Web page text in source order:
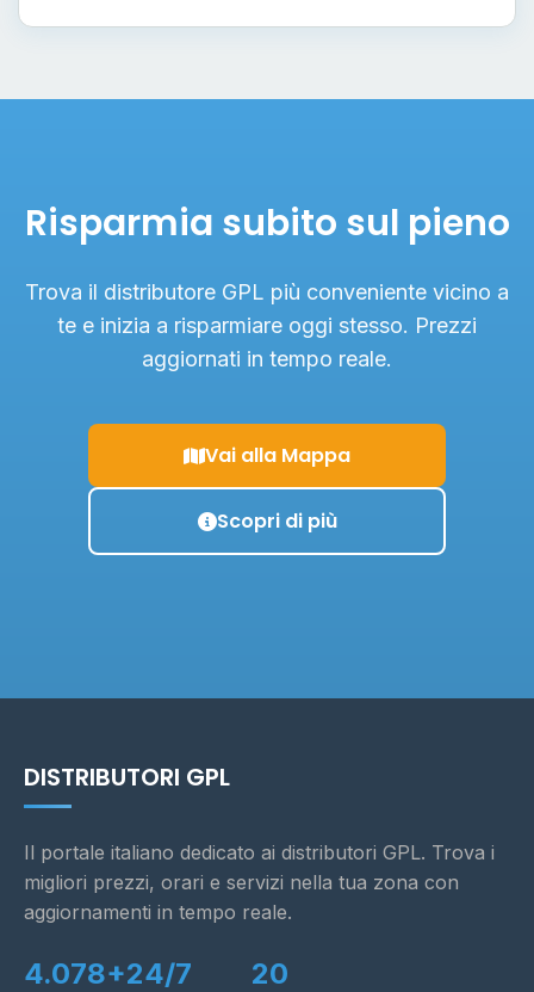
Risparmia subito sul pieno
Trova il distributore GPL più conveniente vicino a
te e inizia a risparmiare oggi stesso. Prezzi
aggiornati in tempo reale.
Vai alla Mappa
Scopri di più
DISTRIBUTORI GPL
Il portale italiano dedicato ai distributori GPL. Trova i
migliori prezzi, orari e servizi nella tua zona con
aggiornamenti in tempo reale.
4.078+24/7 20